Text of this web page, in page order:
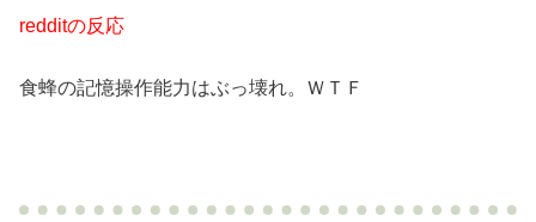
redditの反応
食蜂の記憶操作能力はぶっ壊れ。ＷＴＦ